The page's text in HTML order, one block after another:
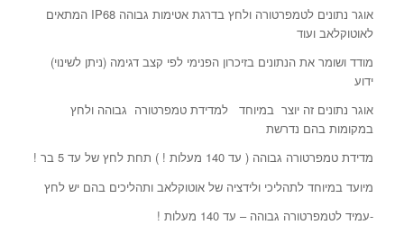
אוגר נתונים לטמפרטורה ולחץ בדרגת אטימות גבוהה IP68 המתאים
לאוטוקלאב ועוד
מודד ושומר את הנתונים בזיכרון הפנימי לפי קצב דגימה (ניתן לשינוי)
ידוע
אוגר נתונים זה יוצר במיוחד למדידת טמפרטורה גבוהה ולחץ
במקומות בהם נדרשת
מדידת טמפרטורה גבוהה ( עד 140 מעלות ! ) תחת לחץ של עד 5 בר !
מיועד במיוחד לתהליכי ולידציה של אוטוקלאב ותהליכים בהם יש לחץ
-עמיד לטמפרטורה גבוהה – עד 140 מעלות !